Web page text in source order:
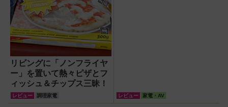
リビングに「ノンフライヤ
ー」を置いて熱々ピザとフ
ィッシュ＆チップス三昧！
レビュー 調理家電 レビュー 家電・AV